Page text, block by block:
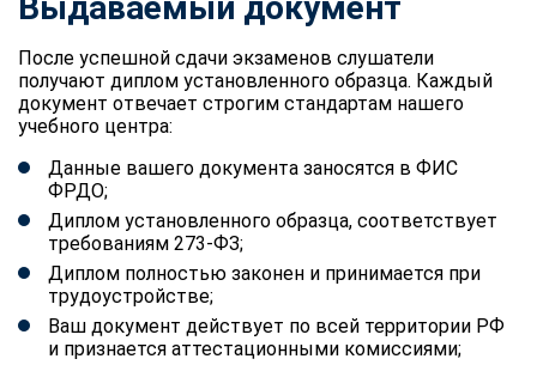
После успешной сдачи экзаменов слушатели
получают диплом установленного образца. Каждый
документ отвечает строгим стандартам нашего
учебного центра:
Данные вашего документа заносятся в ФИС
ФРДО;
Диплом установленного образца, соответствует
требованиям 273-ФЗ;
Диплом полностью законен и принимается при
трудоустройстве;
Ваш документ действует по всей территории РФ
и признается аттестационными комиссиями;